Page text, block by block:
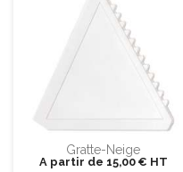
Gratte-Neige
A partir de 15,00 € HT